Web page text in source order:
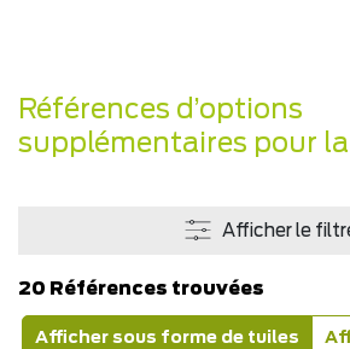
Références d’options
supplémentaires pour
Afficher le
20 Références trouvées
Afficher sous forme de tuiles